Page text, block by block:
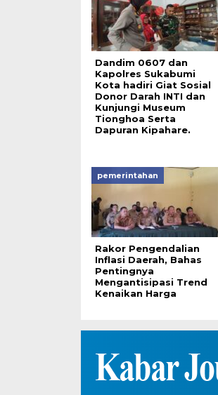
Dandim 0607 dan
Kapolres Sukabumi
Kota hadiri Giat Sosial
Donor Darah INTI dan
Kunjungi Museum
Tionghoa Serta
Dapuran Kipahare.
pemerintahan
Rakor Pengendalian
Inflasi Daerah, Bahas
Pentingnya
Mengantisipasi Trend
Kenaikan Harga